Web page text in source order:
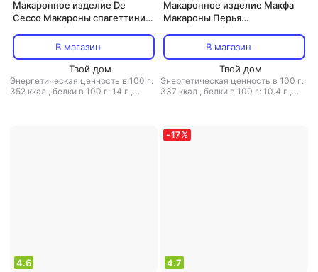
Макаронное изделие De
Cecco Макароны спагеттини
В магазин
Твой дом
Энергетическая ценность в 100 г:
352 ккал , белки в 100 г: 14 г ,
Макаронное изделие Макфа
Макароны Перья
В магазин
Твой дом
Энергетическая ценность в 100 г:
337 ккал , белки в 100 г: 10.4 г ,
4.6
-17%
4.7